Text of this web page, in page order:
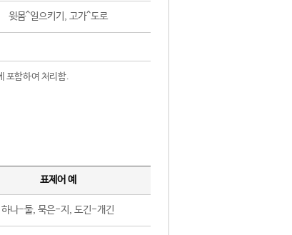
윗몸^일으키기, 고가^도로
포함하여 처리함.
표제어 예
하나-둘, 묵은-지, 도긴-개긴